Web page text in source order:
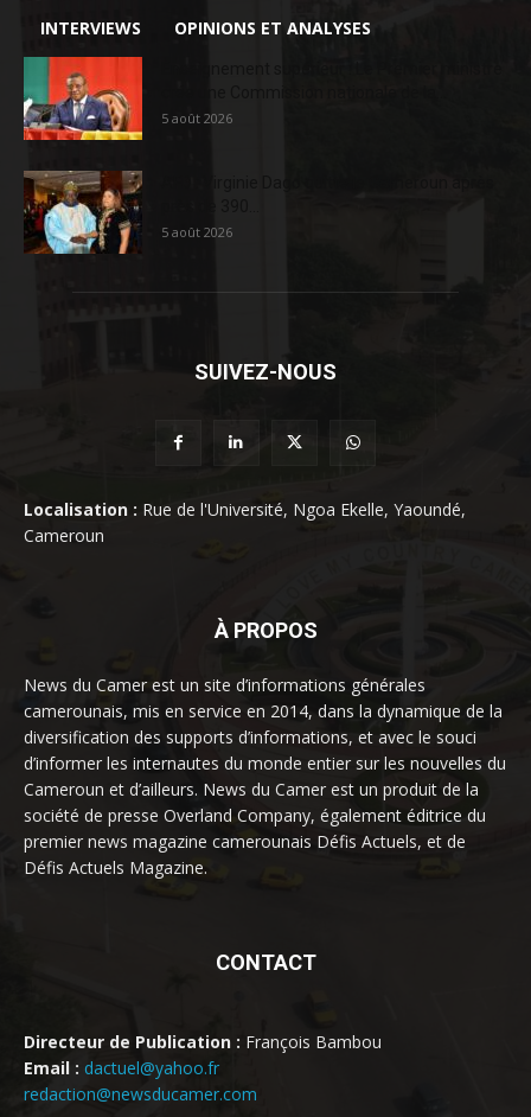
INTERVIEWS OPINIONS ET ANALYSES
5 août 2026
5 août 2026
SUIVEZ-NOUS
Localisation : Rue de l'Université, Ngoa Ekelle, Yaoundé,
Cameroun
À PROPOS
News du Camer est un site d’informations générales
camerounais, mis en service en 2014, dans la dynamique de la
diversification des supports d’informations, et avec le souci
d’informer les internautes du monde entier sur les nouvelles du
Cameroun et d’ailleurs. News du Camer est un produit de la
société de presse Overland Company, également éditrice du
premier news magazine camerounais Défis Actuels, et de
Défis Actuels Magazine.
CONTACT
Directeur de Publication : François Bambou
Email : dactuel@yahoo.fr
redaction@newsducamer.com